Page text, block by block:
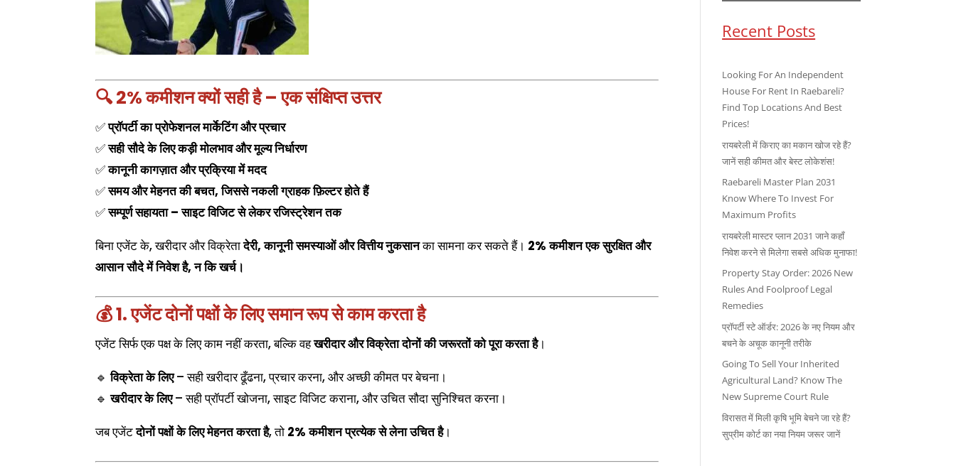
🔍 2% कमीशन क्यों सही है – एक संक्षिप्त उत्तर
✅प्रॉपर्टी का प्रोफेशनल मार्केटिंग और प्रचार
✅सही सौदे के लिए कड़ी मोलभाव और मूल्य निर्धारण
✅कानूनी कागज़ात और प्रक्रिया में मदद
✅समय और मेहनत की बचत, जिससे नकली ग्राहक फ़िल्टर होते हैं
✅सम्पूर्ण सहायता – साइट विजिट से लेकर रजिस्ट्रेशन तक
बिना एजेंट के, खरीदार और विक्रेतादेरी, कानूनी समस्याओं और वित्तीय नुकसानका सामना कर सकते हैं। 2% कमीशन एक सुरक्षित और
आसान सौदे में निवेश है, न कि खर्च।
💰 1. एजेंट दोनों पक्षों के लिए समान रूप से काम करता है
एजेंट सिर्फ एक पक्ष के लिए काम नहीं करता, बल्कि वहखरीदार और विक्रेता दोनों की जरूरतों को पूरा करता है।
🔹विक्रेता के लिए– सही खरीदार ढूँढना, प्रचार करना, और अच्छी कीमत पर बेचना।
🔹खरीदार के लिए– सही प्रॉपर्टी खोजना, साइट विजिट कराना, और उचित सौदा सुनिश्चित करना।
जब एजेंटदोनों पक्षों के लिए मेहनत करता है, तो 2% कमीशन प्रत्येक से लेना उचित है।
Recent Posts
Looking For An Independent
House For Rent In Raebareli?
Find Top Locations And Best
Prices!
रायबरेली में किराए का मकान खोज रहे हैं?
जानें सही कीमत और बेस्ट लोकेशंस!
Raebareli Master Plan 2031
Know Where To Invest For
Maximum Profits
रायबरेली मास्टर प्लान 2031 जाने कहाँ
निवेश करने से मिलेगा सबसे अधिक मुनाफा!
Property Stay Order: 2026 New
Rules And Foolproof Legal
Remedies
प्रॉपर्टी स्टे ऑर्डर: 2026 के नए नियम और
बचने के अचूक कानूनी तरीके
Going To Sell Your Inherited
Agricultural Land? Know The
New Supreme Court Rule
विरासत में मिली कृषि भूमि बेचने जा रहे हैं?
सुप्रीम कोर्ट का नया नियम जरूर जानें